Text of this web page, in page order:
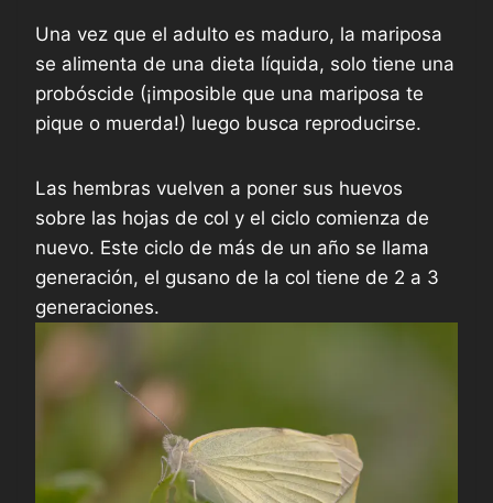
Una vez que el adulto es maduro, la mariposa
se alimenta de una dieta líquida, solo tiene una
probóscide (¡imposible que una mariposa te
pique o muerda!) luego busca reproducirse.
Las hembras vuelven a poner sus huevos
sobre las hojas de col y el ciclo comienza de
nuevo. Este ciclo de más de un año se llama
generación, el gusano de la col tiene de 2 a 3
generaciones.